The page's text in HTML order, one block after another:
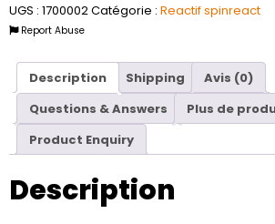
UGS : 1700002Catégorie : Reactif spinreact
Report Abuse
Description Shipping
Avis (0)
Questions & Answers
Plus de
Product Enquiry
Description